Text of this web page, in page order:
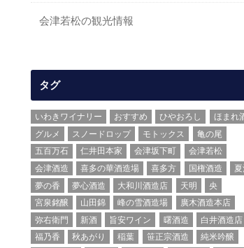
会津若松の観光情報
タグ
いわきワイナリー おすすめ ひやおろし
ほまれ
グルメ
スノードロップ モトックス
亀の尾
五百万石
仁井田本家 会津坂下町
会津若松
会津酒造
喜多の華酒造場 喜多方 国権酒造
夢の香
夢心酒造 大和川酒造店 天明
央
宮泉銘醸
山田錦 峰の雪酒造場
廣木酒造本店
弥右衛門
新酒 旨安ワイン 曙酒造
白井酒造店
福乃香
秋あがり 稲葉 笹正宗酒造
純米吟醸